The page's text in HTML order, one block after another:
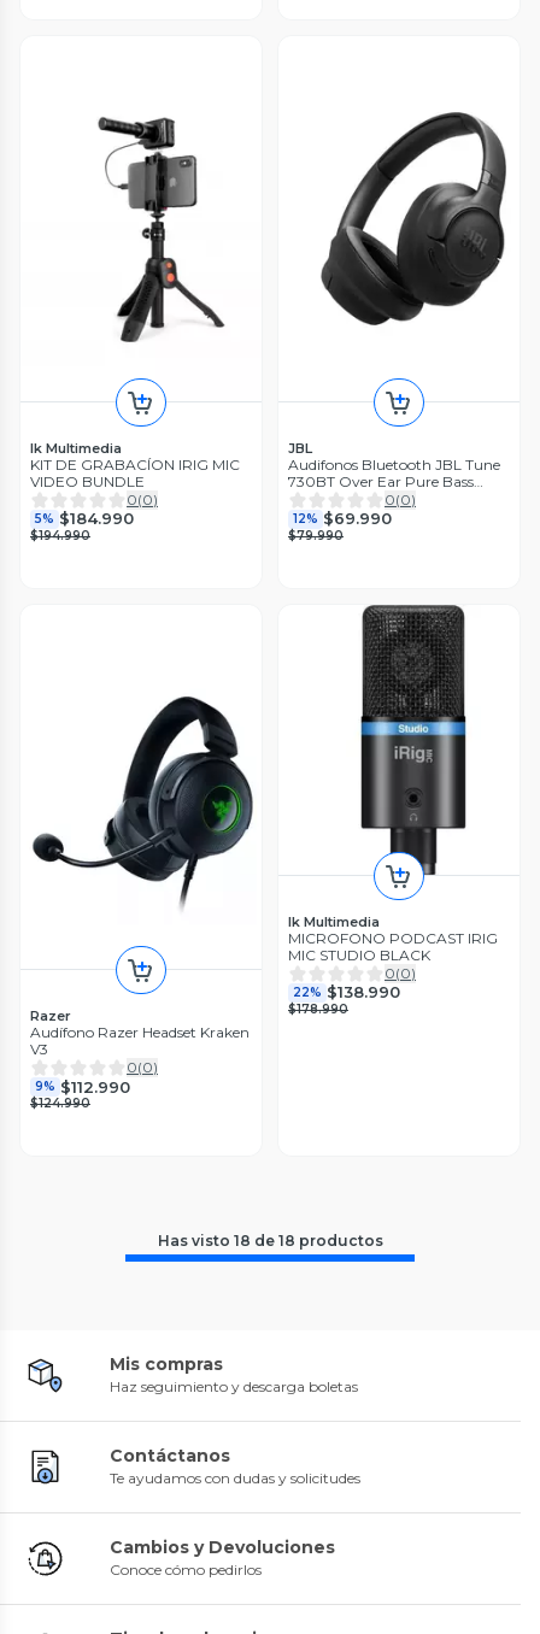
Ik Multimedia
KIT DE GRABACÍON IRIG MIC
VIDEO BUNDLE
0(0)
5% $184.990
$194.990
JBL
Audifonos Bluetooth JBL Tune
730BT Over Ear Pure Bass
Negro
0(0)
12% $69.990
$79.990
Razer
Audífono Razer Headset Kraken
V3
0(0)
9% $112.990
$124.990
Ik Multimedia
MICROFONO PODCAST IRIG
MIC STUDIO BLACK
0(0)
22% $138.990
$178.990
Has visto 18 de 18 productos
Mis compras
Haz seguimiento y descarga boletas
Contáctanos
Te ayudamos con dudas y solicitudes
Cambios y Devoluciones
Conoce cómo pedirlos